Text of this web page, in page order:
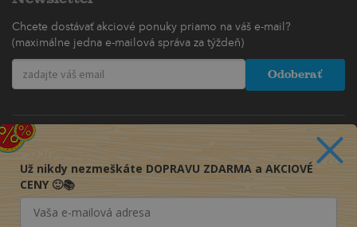
Chcete dostávať akciové ponuky priamo na váš e-mail?
(maximálne jedna e-mailová správa za týždeň)
Odoberať
Už nikdy nezmeškáte DOPRAVU ZDARMA a AKCIOVÉ
CENY 🙂📚